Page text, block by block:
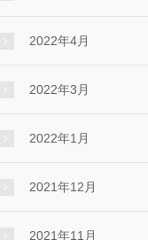
2022年4月
2022年3月
2022年1月
2021年12月
2021年11月